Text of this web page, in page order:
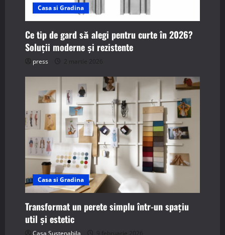
n
Casa si Gradina
Ce tip de gard să alegi pentru curte în 2026?
Soluții moderne și rezistente
press 2 martie 2026
Casa si Gradina
Transformat un perete simplu într-un spațiu
util și estetic
Casa Sustenabila 9 februarie 2026